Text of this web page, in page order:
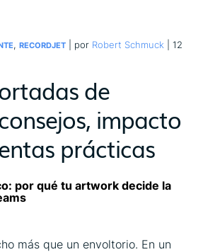
,RECORDJET | por Robert Schmuck | 12
de
impacto
prácticas
por qué tu artwork decide la
más que un envoltorio. En un